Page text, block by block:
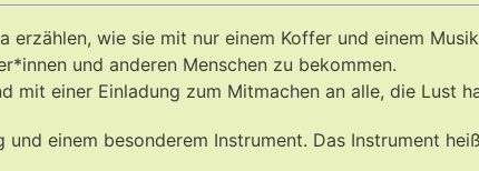
erzählen, wie sie mit nur einem Koffer und einem
und anderen Menschen zu bekommen.
mit einer Einladung zum Mitmachen an alle, die Lust
und einem besonderem Instrument. Das Instrument